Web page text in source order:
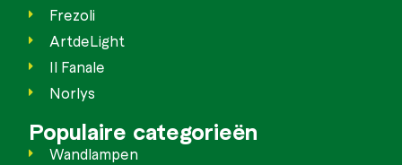
Frezoli
ArtdeLight
Il Fanale
Norlys
Populaire categorieën
Wandlampen